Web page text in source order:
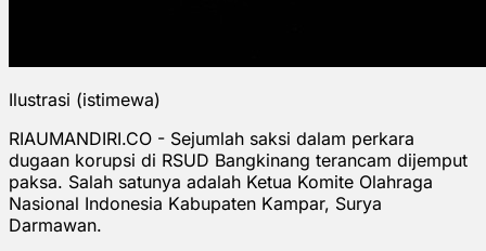
Ilustrasi (istimewa)
RIAUMANDIRI.CO - Sejumlah saksi dalam perkara
dugaan korupsi di RSUD Bangkinang terancam dijemput
paksa. Salah satunya adalah Ketua Komite Olahraga
Nasional Indonesia Kabupaten Kampar, Surya
Darmawan.